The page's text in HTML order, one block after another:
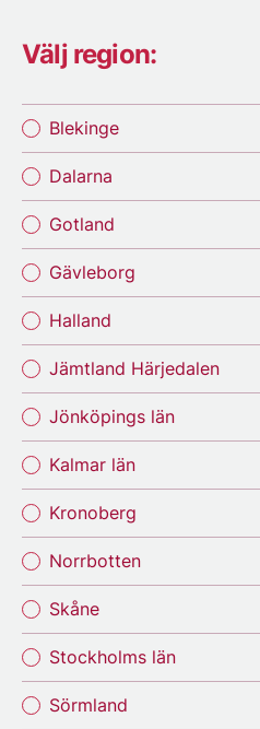
Välj region:
Blekinge
Dalarna
Gotland
Gävleborg
Halland
Jämtland Härjedalen
Jönköpings län
Kalmar län
Kronoberg
Norrbotten
Skåne
Stockholms län
Sörmland